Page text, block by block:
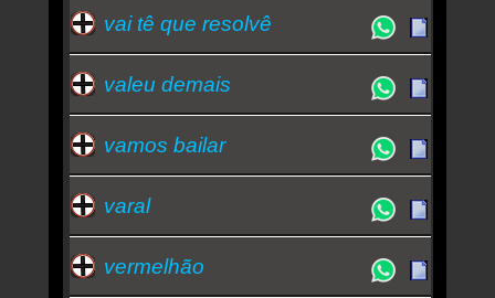
vai tê que resolvê
valeu demais
vamos bailar
varal
vermelhão